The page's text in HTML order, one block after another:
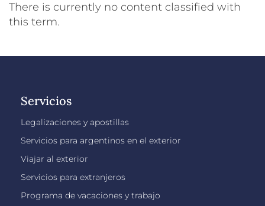
There is currently no content classified with
this term.
Servicios
Legalizaciones y apostillas
Servicios para argentinos en el exterior
Viajar al exterior
Servicios para extranjeros
Programa de vacaciones y trabajo